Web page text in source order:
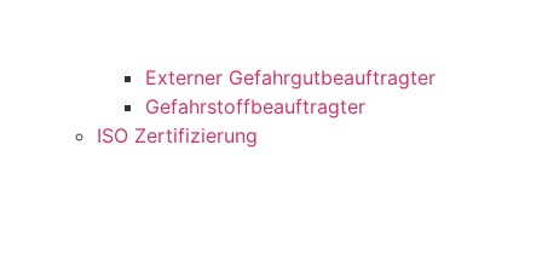
Externer Gefahrgutbeauftragter
Gefahrstoffbeauftragter
ISO Zertifizierung